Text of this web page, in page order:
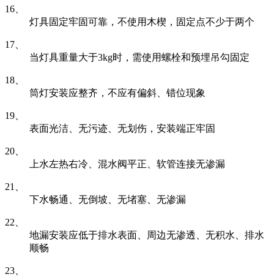
16、
灯具固定牢固可靠，不使用木楔，固定点不少于两个
17、
当灯具重量大于3kg时，需使用螺栓和预埋吊勾固定
18、
筒灯安装应整齐，不应有偏斜、错位现象
19、
表面光洁、无污迹、无划伤，安装端正牢固
20、
上水左热右冷、混水阀平正、软管连接无渗漏
21、
下水畅通、无倒坡、无堵塞、无渗漏
22、
地漏安装应低于排水表面、周边无渗透、无积水、排水
顺畅
23、